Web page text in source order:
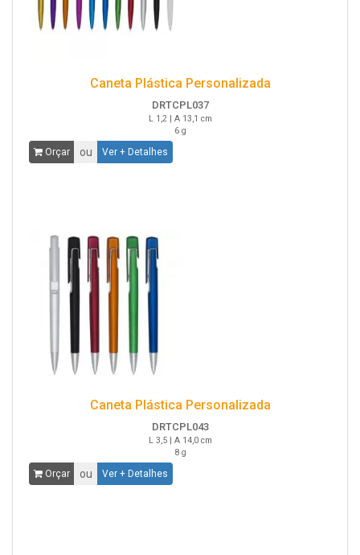
Caneta Plástica Personalizada
DRTCPL037
L 1,2 | A 13,1 cm
6 g
Orçar ou Ver + Detalhes
Caneta Plástica Personalizada
DRTCPL043
L 3,5 | A 14,0 cm
8 g
Orçar ou Ver + Detalhes